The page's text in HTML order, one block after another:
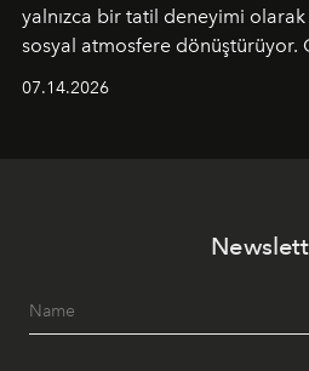
yalnızca bir tatil deneyimi
sosyal atmosfere dönüştürüyor.
geceye taşıyarak her hafta
07.14.2026